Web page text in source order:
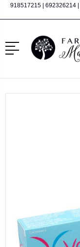
918517215 692326214
Menú